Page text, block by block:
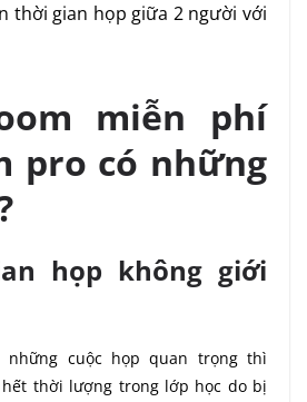
thời gian họp giữa 2 người với
miễn phí
pro có những
họp không giới
những cuộc họp quan trọng thì
thời lượng trong lớp học do bị